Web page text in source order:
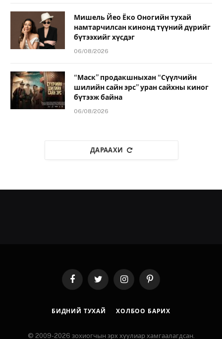
Мишель Йео Ёко Оногийн тухай
намтарчилсан кинонд түүний дүрийг
бүтээхийг хүсдэг
06/08/2026
“Маск” продакшныхан “Сүүлчийн
шилийн сайн эрс” уран сайхны киног
бүтээж байна
06/08/2026
ДАРААХИ
FacebookTwitter InstagramPinterest
БИДНИЙ ТУХАЙ ХОЛБОО БАРИХ
© 2009-2026 зохиогчын эрх хуулиар хамгаалагдсан.